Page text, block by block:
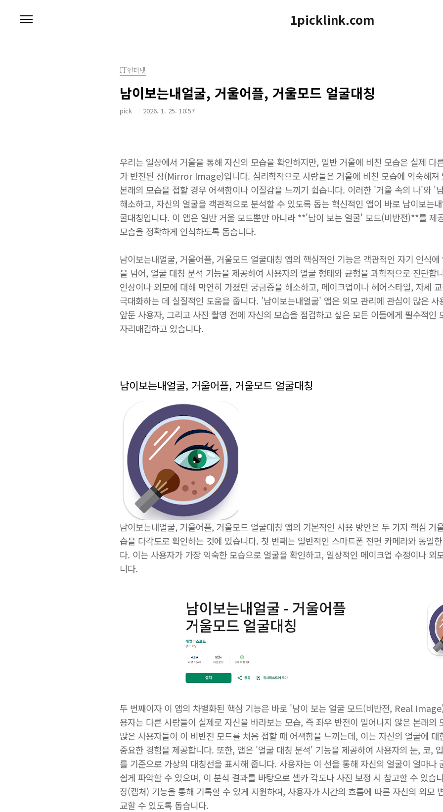
1picklink.com
IT인터넷
남이보는내얼굴, 거울어플, 거울모드 얼굴대칭
pick 2026. 1. 25. 10:57
우리는 일상에서 거울을 통해 자신의 모습을 확인하지만, 일반 거울에 비친 모습은 실제 다
가 반전된 상(Mirror Image)입니다. 심리학적으로 사람들은 거울에 비친 모습에 익숙해져
본래의 모습을 접할 경우 어색함이나 이질감을 느끼기 쉽습니다. 이러한 '거울 속의 나'와 '
해소하고, 자신의 얼굴을 객관적으로 분석할 수 있도록 돕는 혁신적인 앱이 바로 남이보는
굴대칭입니다. 이 앱은 일반 거울 모드뿐만 아니라 **'남이 보는 얼굴' 모드(비반전)**를 제
모습을 정확하게 인식하도록 돕습니다.
남이보는내얼굴, 거울어플, 거울모드 얼굴대칭 앱의 핵심적인 기능은 객관적인 자기 인식
을 넘어, 얼굴 대칭 분석 기능을 제공하여 사용자의 얼굴 형태와 균형을 과학적으로 진단합
인상이나 외모에 대해 막연히 가졌던 궁금증을 해소하고, 메이크업이나 헤어스타일, 자세
극대화하는 데 실질적인 도움을 줍니다. '남이보는내얼굴' 앱은 외모 관리에 관심이 많은
앞둔 사용자, 그리고 사진 촬영 전에 자신의 모습을 점검하고 싶은 모든 이들에게 필수적인
자리매김하고 있습니다.
남이보는내얼굴, 거울어플, 거울모드 얼굴대칭
남이보는내얼굴, 거울어플, 거울모드 얼굴대칭 앱의 기본적인 사용 방안은 두 가지 핵심 거
습을 다각도로 확인하는 것에 있습니다. 첫 번째는 일반적인 스마트폰 전면 카메라와 동일
다. 이는 사용자가 가장 익숙한 모습으로 얼굴을 확인하고, 일상적인 메이크업 수정이나 외
니다.
두 번째이자 이 앱의 차별화된 핵심 기능은 바로 '남이 보는 얼굴 모드(비반전, Real
용자는 다른 사람들이 실제로 자신을 바라보는 모습, 즉 좌우 반전이 일어나지 않은 본래의
많은 사용자들이 이 비반전 모드를 처음 접할 때 어색함을 느끼는데, 이는 자신의 얼굴에
중요한 경험을 제공합니다. 또한, 앱은 '얼굴 대칭 분석' 기능을 제공하여 사용자의 눈, 코,
를 기준으로 가상의 대칭선을 표시해 줍니다. 사용자는 이 선을 통해 자신의 얼굴이 얼마나
쉽게 파악할 수 있으며, 이 분석 결과를 바탕으로 셀카 각도나 사진 보정 시 참고할 수 있습
장(캡처) 기능을 통해 기록할 수 있게 지원하여, 사용자가 시간의 흐름에 따른 자신의 외모
교할 수 있도록 돕습니다.